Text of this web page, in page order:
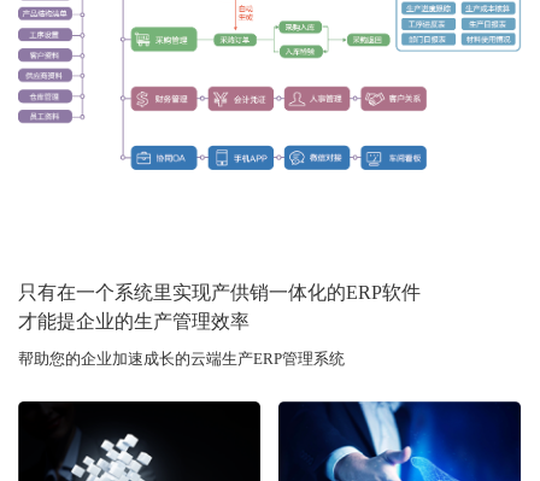
只有在一个系统里实现产供销一体化的ERP软件
才能提企业的生产管理效率
帮助您的企业加速成长的云端生产ERP管理系统